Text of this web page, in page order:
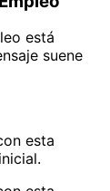
está
suene
esta